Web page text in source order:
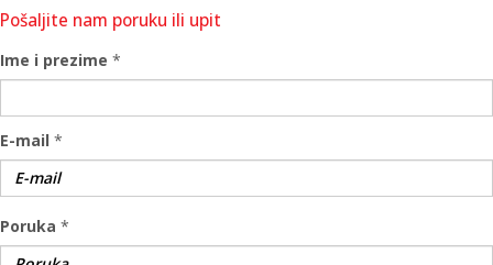
Pošaljite nam poruku ili upit
Ime i prezime *
E-mail *
Poruka *